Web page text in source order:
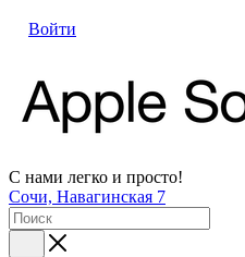
Войти
С нами легко и просто!
Сочи, Навагинская 7